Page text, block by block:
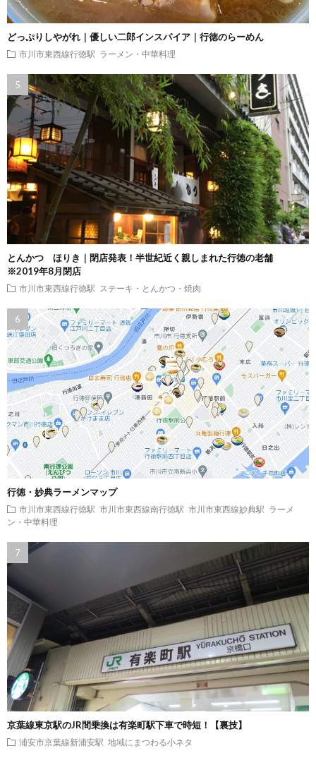
どっぷりしやがれ｜優しい二郎インスパイア｜行徳のらーめん
市川市東西線行徳駅 ラーメン・中華料理
とんかつ ほりき｜閉店発表！半世紀近く親しまれた行徳の老舗
※2019年8月閉店
市川市東西線行徳駅 ステーキ・とんかつ・焼肉
行徳・妙典ラーメンマップ
市川市東西線行徳駅 市川市東西線南行徳駅 市川市東西線妙典駅
ラーメ
ン・中華料理
京葉線東京駅のJR間乗換は有楽町駅下車で時短！【裏技】
浦安市京葉線新浦安駅 地域にまつわる小ネタ